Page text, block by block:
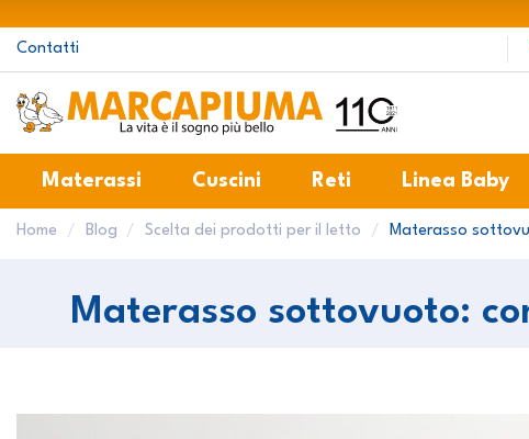
Contatti
Materassi Cuscini Reti Linea Baby
Home Blog Scelta dei prodotti per il letto Materasso
Materasso sottovuoto: